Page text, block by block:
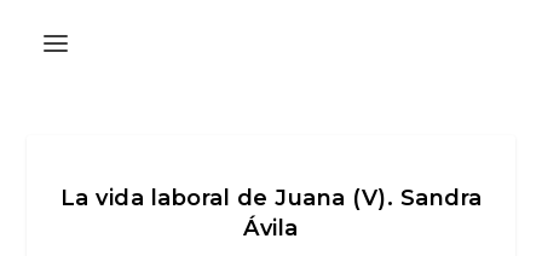
La vida laboral de Juana (V). Sandra
Ávila